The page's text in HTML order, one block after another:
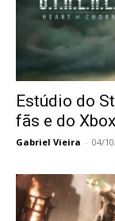
Estúdio do
fãs e do Xbox
Gabriel Vieira - 04/